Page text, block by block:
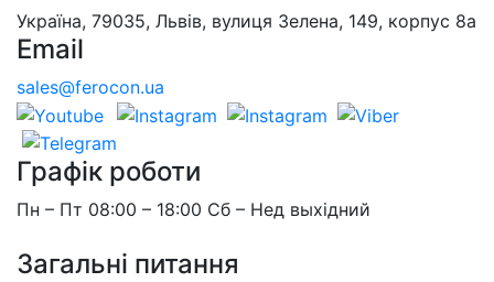
Україна, 79035, Львів, вулиця Зелена, 149, корпус 8а
Email
sales@ferocon.ua
Графік роботи
Пн – Пт 08:00 – 18:00 Сб – Нед выхідний
Загальні питання